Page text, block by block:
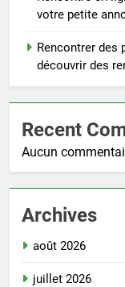
votre petite
Rencontrer des
découvrir des
Recent
Aucun
Archives
août 2026
juillet 2026